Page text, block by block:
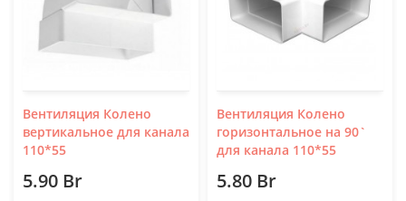
Вентиляция Колено
вертикальное для канала
110*55
5.90 Br
Вентиляция Колено
горизонтальное на 90`
для канала 110*55
5.80 Br